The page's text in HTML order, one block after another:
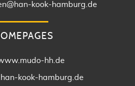
kook-hamburg.de
hh.de
kook-hamburg.de